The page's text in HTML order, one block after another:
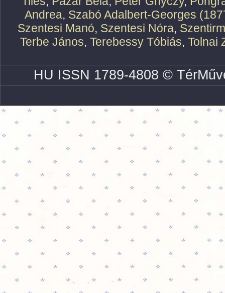
Andrea, Szabó Adalbert-Georges
Szentesi Manó, Szentesi Nóra,
Terbe János, Terebessy Tóbiás, Tolnai
HU ISSN 1789-4808 ©